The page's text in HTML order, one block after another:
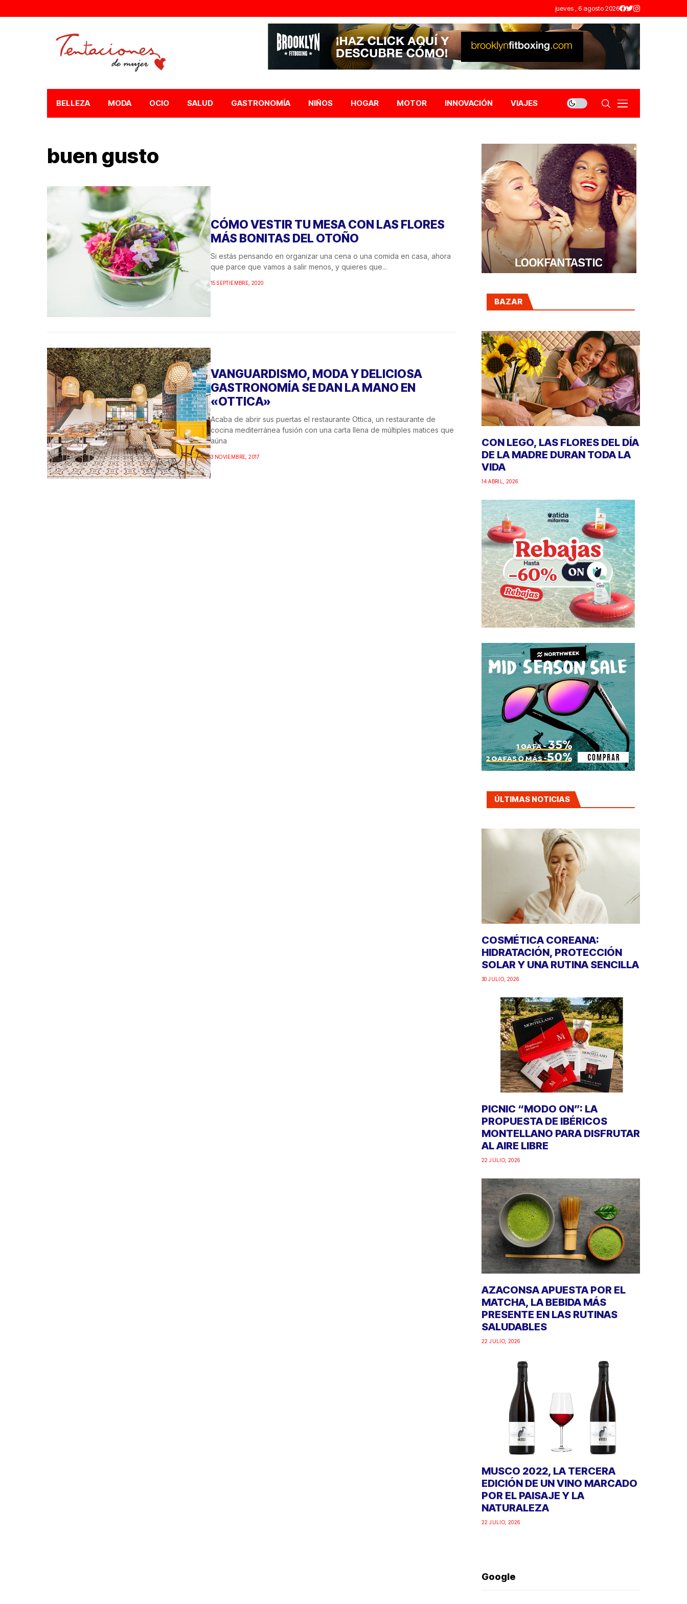
jueves , 6 agosto 2026
BELLEZA MODA OCIO SALUD GASTRONOMÍA NIÑOS HOGAR MOTOR INNOVACIÓN VIAJES
buen gusto
CÓMO VESTIR TU MESA CON LAS FLORES
MÁS BONITAS DEL OTOÑO
Si estás pensando en organizar una cena o una comida en casa, ahora
que parce que vamos a salir menos, y quieres que...
15 SEPTIEMBRE, 2020
VANGUARDISMO, MODA Y DELICIOSA
GASTRONOMÍA SE DAN LA MANO EN
«OTTICA»
Acaba de abrir sus puertas el restaurante Ottica, un restaurante de
cocina mediterránea fusión con una carta llena de múltiples matices que
aúna
3 NOVIEMBRE, 2017
BAZAR
CON LEGO, LAS FLORES DEL DÍA
DE LA MADRE DURAN TODA LA
VIDA
14 ABRIL, 2026
ÚLTIMAS NOTICIAS
COSMÉTICA COREANA:
HIDRATACIÓN, PROTECCIÓN
SOLAR Y UNA RUTINA SENCILLA
30 JULIO, 2026
PICNIC “MODO ON”: LA
PROPUESTA DE IBÉRICOS
MONTELLANO PARA DISFRUTAR
AL AIRE LIBRE
22 JULIO, 2026
AZACONSA APUESTA POR EL
MATCHA, LA BEBIDA MÁS
PRESENTE EN LAS RUTINAS
SALUDABLES
22 JULIO, 2026
MUSCO 2022, LA TERCERA
EDICIÓN DE UN VINO MARCADO
POR EL PAISAJE Y LA
NATURALEZA
22 JULIO, 2026
Google